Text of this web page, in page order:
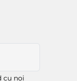
cu noi